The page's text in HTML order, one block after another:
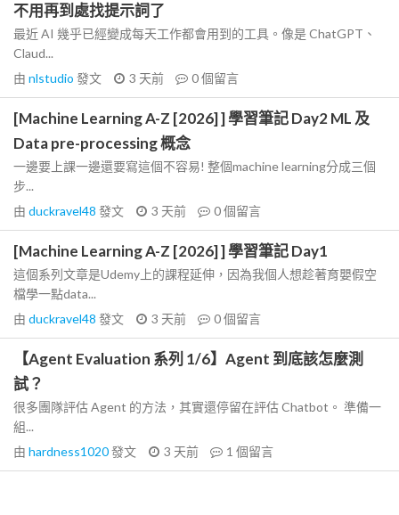
不用再到處找提示詞了
最近 AI 幾乎已經變成每天工作都會用到的工具。像是 ChatGPT、
Claud...
由 nlstudio 發文 3 天前 0個留言
[Machine Learning A-Z [2026] ] 學習筆記 Day2 ML 及
Data pre-processing 概念
一邊要上課一邊還要寫這個不容易! 整個machine learning分成三個
步...
由 duckravel48 發文 3 天前 0個留言
[Machine Learning A-Z [2026] ] 學習筆記 Day1
這個系列文章是Udemy上的課程延伸，因為我個人想趁著育嬰假空
檔學一點data...
由 duckravel48 發文 3 天前 0個留言
【Agent Evaluation 系列 1/6】Agent 到底該怎麼測
試？
很多團隊評估 Agent 的方法，其實還停留在評估 Chatbot。 準備一
組...
由 hardness1020發文 3 天前 1 個留言